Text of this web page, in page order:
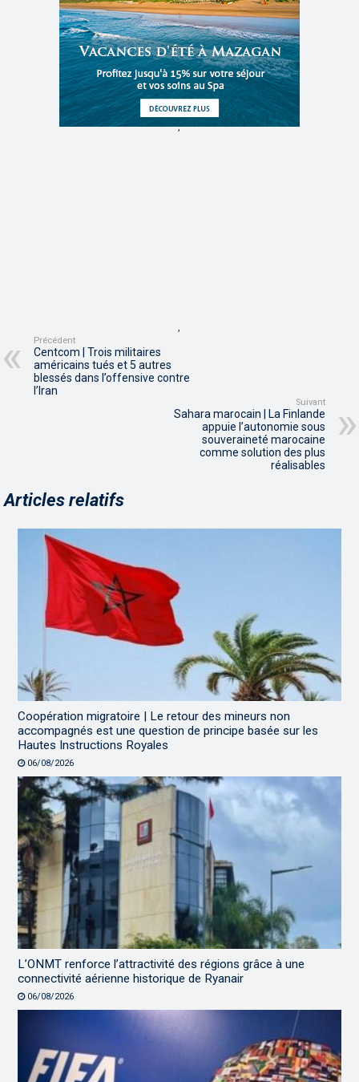
,
,
Précédent
Centcom | Trois militaires
américains tués et 5 autres
blessés dans l’offensive contre
l’Iran
Suivant
Sahara marocain | La Finlande
appuie l’autonomie sous
souveraineté marocaine
comme solution des plus
réalisables
Articles relatifs
Coopération migratoire | Le retour des mineurs non
accompagnés est une question de principe basée sur les
Hautes Instructions Royales
06/08/2026
L’ONMT renforce l’attractivité des régions grâce à une
connectivité aérienne historique de Ryanair
06/08/2026